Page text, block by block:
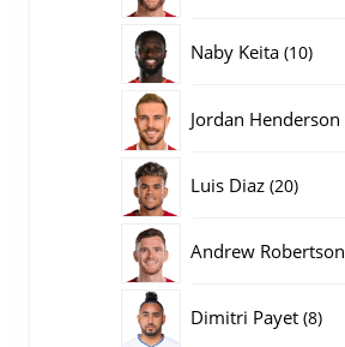
Naby Keita 1010
Jordan Henderson
Luis Diaz 2020
Andrew Robertson
Dimitri Payet 88